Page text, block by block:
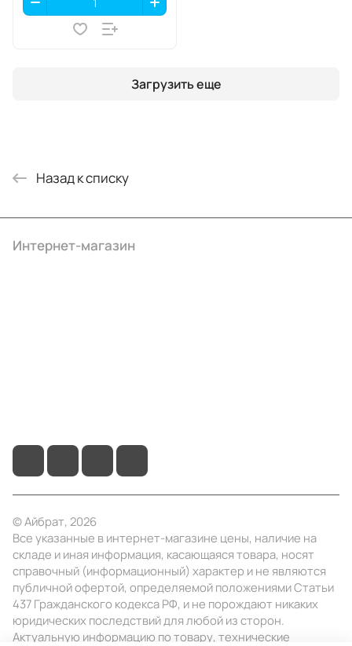
Загрузить еще
Назад к списку
Интернет-магазин
© Айбрат, 2026
Все указанные в интернет-магазине цены, наличие на
складе и иная информация, касающаяся товара, носят
справочный (информационный) характер и не являются
публичной офертой, определяемой положениями Статьи
437 Гражданского кодекса РФ, и не порождают никаких
юридических последствий для любой из сторон.
Актуальную информацию по товару, технические